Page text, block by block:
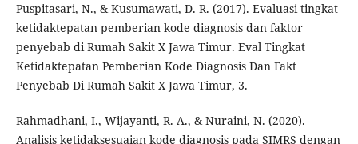
Puspitasari, N., & Kusumawati, D. R. (2017). Evaluasi tingkat
ketidaktepatan pemberian kode diagnosis dan faktor
penyebab di Rumah Sakit X Jawa Timur. Eval Tingkat
Ketidaktepatan Pemberian Kode Diagnosis Dan Fakt
Penyebab Di Rumah Sakit X Jawa Timur, 3.
Rahmadhani, I., Wijayanti, R. A., & Nuraini, N. (2020).
Analisis ketidaksesuaian kode diagnosis pada SIMRS dengan